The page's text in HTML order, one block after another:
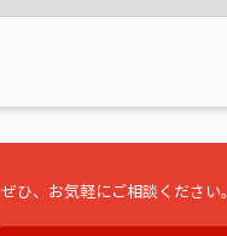
ぜひ、お気軽にご相談ください。